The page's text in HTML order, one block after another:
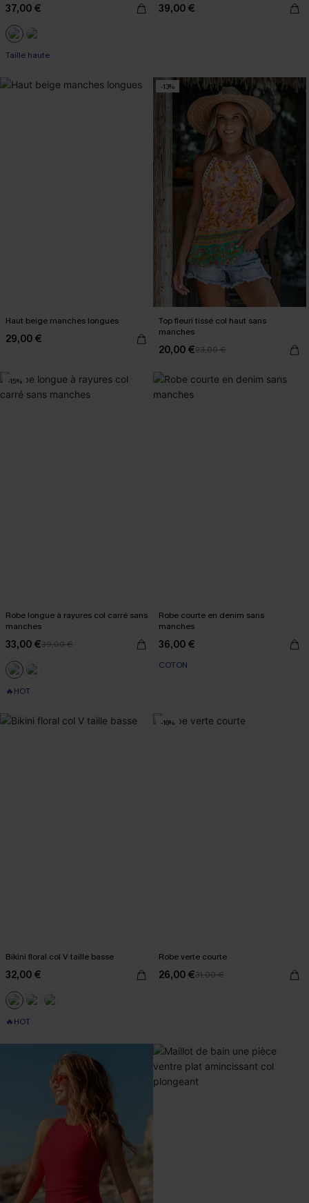
37,00 €
Taille haute
39,00 €
Haut beige manches longues
29,00 €
-13%
Top fleuri tissé col haut sans
manches
20,00 €23,00 €
-15%
Robe longue à rayures col carré sans
manches
33,00 €39,00 €
🔥HOT
Robe courte en denim sans
manches
36,00 €
COTON
Bikini floral col V taille basse
32,00 €
🔥HOT
-16%
Robe verte courte
26,00 €31,00 €